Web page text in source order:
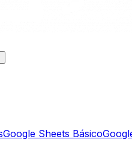
Google Sheets Básico